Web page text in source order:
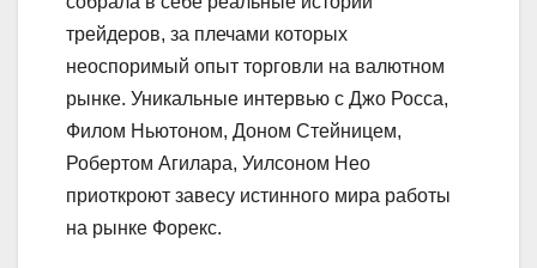
трейдеров, за плечами которых
неоспоримый опыт торговли на валютном
рынке. Уникальные интервью с Джо Росса,
Филом Ньютоном, Доном Стейницем,
Робертом Агилара, Уилсоном Нео
приоткроют завесу истинного мира работы
на рынке Форекс.